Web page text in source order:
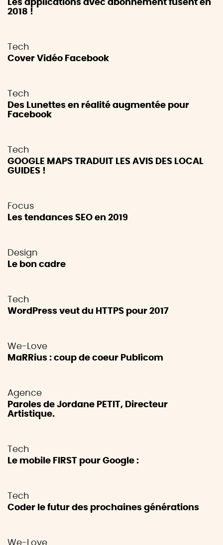
Les applications avec abonnement fusent en
2018 !
Tech
Cover Vidéo Facebook
Tech
Des Lunettes en réalité augmentée pour
Facebook
Tech
GOOGLE MAPS TRADUIT LES AVIS DES LOCAL
GUIDES !
Focus
Les tendances SEO en 2019
Design
Le bon cadre
Tech
WordPress veut du HTTPS pour 2017
We-Love
MaRRius : coup de coeur Publicom
Agence
Paroles de Jordane PETIT, Directeur
Artistique.
Tech
Le mobile FIRST pour Google :
Tech
Coder le futur des prochaines générations
We-Love